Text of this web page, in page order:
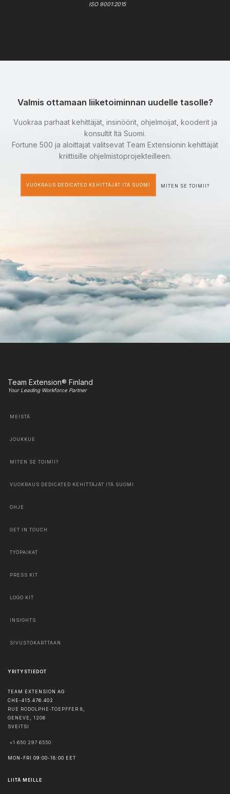
ISO 9001:2015
Valmis ottamaan liiketoiminnan uudelle tasolle?
Vuokraa parhaat kehittäjät, insinöörit, ohjelmoijat, kooderit ja
konsultit Itä Suomi.
Fortune 500 ja aloittajat valitsevat Team Extensionin kehittäjät
kriittisille ohjelmistoprojekteilleen.
VUOKRAUS DEDICATED KEHITTÄJÄT ITÄ SUOMI MITEN SE TOIMII?
Team Extension® Finland
Your Leading Workforce Partner
MEISTÄ
JOUKKUE
MITEN SE TOIMII?
VUOKRAUS DEDICATED KEHITTÄJÄT ITÄ SUOMI
OHJE
GET IN TOUCH
TYÖPAIKAT
PRESS KIT
LOGO KIT
INSIGHTS
SIVUSTOKARTTAAN
YRITYSTIEDOT
TEAM EXTENSION AG
CHE-415.476.402
RUE RODOLPHE-TOEPFFER 8,
GENEVE , 1206
SVEITSI
+1 650 297 6550
MON-FRI 09:00-18:00 EET
LIITÄ MEILLE